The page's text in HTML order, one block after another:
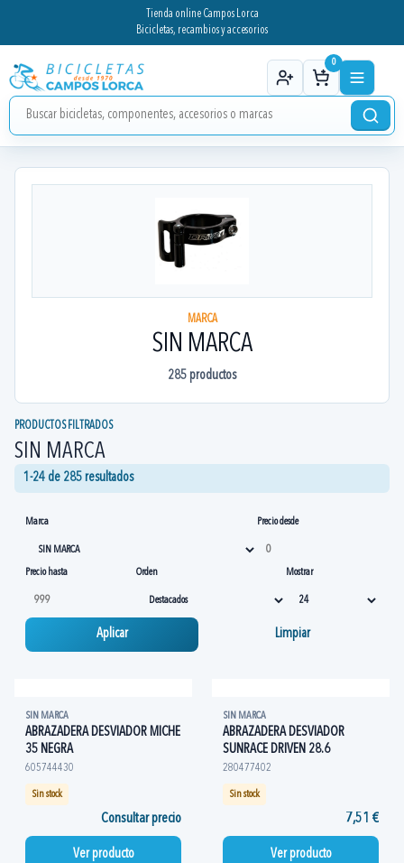
Tienda online Campos Lorca
Bicicletas, recambios y accesorios
0
MARCA
SIN MARCA
285 productos
PRODUCTOS FILTRADOS
SIN MARCA
1-24 de 285 resultados
Marca Precio desde
Precio hasta Orden Mostrar
Aplicar Limpiar
SIN MARCA
ABRAZADERA DESVIADOR MICHE
35 NEGRA
605744430
Sin stock
Consultar precio
Ver producto
SIN MARCA
ABRAZADERA DESVIADOR
SUNRACE DRIVEN 28.6
280477402
Sin stock
7,51 €
Ver producto